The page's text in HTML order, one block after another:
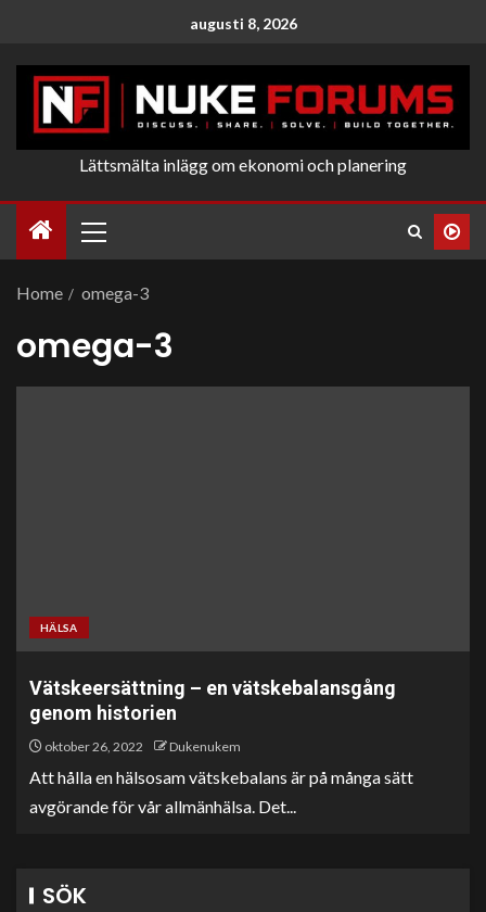
augusti 8, 2026
Lättsmälta inlägg om ekonomi och planering
Home omega-3
omega-3
HÄLSA
Vätskeersättning – en vätskebalansgång
genom historien
oktober 26, 2022 Dukenukem
Att hålla en hälsosam vätskebalans är på många sätt
avgörande för vår allmänhälsa. Det...
SÖK